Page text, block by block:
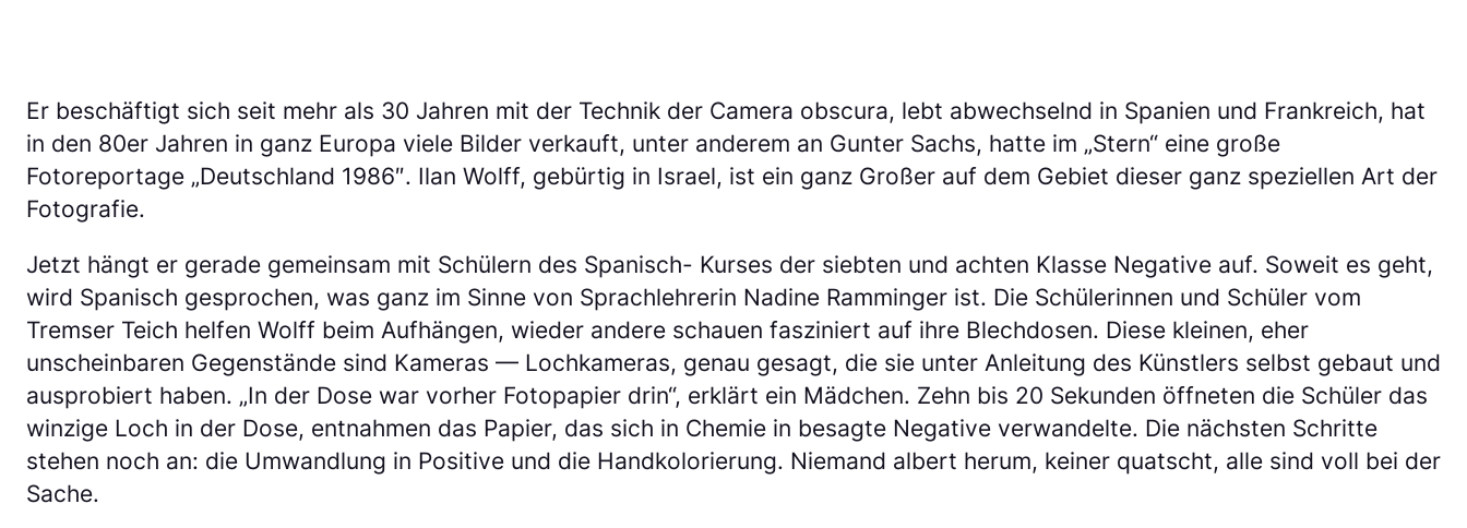
Er beschäftigt sich seit mehr als 30 Jahren mit der Technik der Camera obscura, lebt abwechselnd in Spanien und Frankreich, hat
in den 80er Jahren in ganz Europa viele Bilder verkauft, unter anderem an Gunter Sachs, hatte im „Stern“ eine große
Fotoreportage „Deutschland 1986″. Ilan Wolff, gebürtig in Israel, ist ein ganz Großer auf dem Gebiet dieser ganz speziellen Art der
Fotografie.
Jetzt hängt er gerade gemeinsam mit Schülern des Spanisch- Kurses der siebten und achten Klasse Negative auf. Soweit es geht,
wird Spanisch gesprochen, was ganz im Sinne von Sprachlehrerin Nadine Ramminger ist. Die Schülerinnen und Schüler vom
Tremser Teich helfen Wolff beim Aufhängen, wieder andere schauen fasziniert auf ihre Blechdosen. Diese kleinen, eher
unscheinbaren Gegenstände sind Kameras — Lochkameras, genau gesagt, die sie unter Anleitung des Künstlers selbst gebaut und
ausprobiert haben. „In der Dose war vorher Fotopapier drin“, erklärt ein Mädchen. Zehn bis 20 Sekunden öffneten die Schüler das
winzige Loch in der Dose, entnahmen das Papier, das sich in Chemie in besagte Negative verwandelte. Die nächsten Schritte
stehen noch an: die Umwandlung in Positive und die Handkolorierung. Niemand albert herum, keiner quatscht, alle sind voll bei der
Sache.